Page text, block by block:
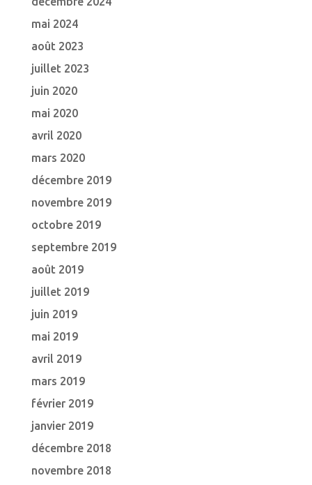
mai 2024
août 2023
juillet 2023
juin 2020
mai 2020
avril 2020
mars 2020
décembre 2019
novembre 2019
octobre 2019
septembre 2019
août 2019
juillet 2019
juin 2019
mai 2019
avril 2019
mars 2019
février 2019
janvier 2019
décembre 2018
novembre 2018